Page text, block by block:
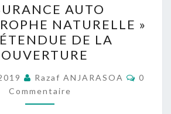
AUTO
« CATASTROPHE
NATURELLE »
ET
L’ÉTENDUE
DE
LA
AUTO
NATURELLE »
DE LA
Razaf ANJARASOA
0
Commentaire